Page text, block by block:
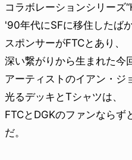
コラボレーションシリーズ
'90年代にSFに移住したば
スポンサーがFTCとあり、
深い繋がりから生まれた今
アーティストのイアン・ジ
光るデッキとTシャツは、
FTCとDGKのファンならず
だ。